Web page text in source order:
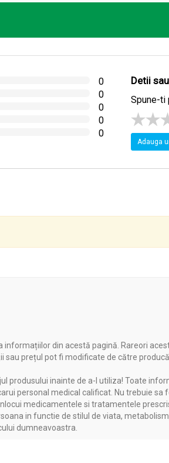
10-15 minute acoperit, apoi se
0
0
0
0
0
Detii
Spune-ti
Adauga
din acestă pagină. Rareori
prețul pot fi modificate de către
produsului inainte de a-l utiliza! Toate
personal medical calificat. Nu trebuie
medicamentele si tratamentele
in functie de stilul de viata,
dumneavoastra.